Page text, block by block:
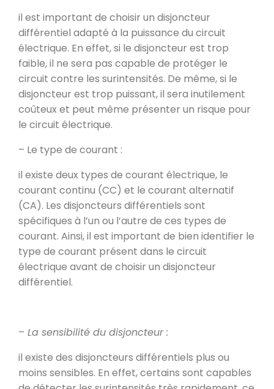
il est important de choisir un disjoncteur
différentiel adapté à la puissance du circuit
électrique. En effet, si le disjoncteur est trop
faible, il ne sera pas capable de protéger le
circuit contre les surintensités. De même, si le
disjoncteur est trop puissant, il sera inutilement
coûteux et peut même présenter un risque pour
le circuit électrique.
– Le type de courant :
il existe deux types de courant électrique, le
courant continu (CC) et le courant alternatif
(CA). Les disjoncteurs différentiels sont
spécifiques à l’un ou l’autre de ces types de
courant. Ainsi, il est important de bien identifier le
type de courant présent dans le circuit
électrique avant de choisir un disjoncteur
différentiel.
– La sensibilité du disjoncteur :
il existe des disjoncteurs différentiels plus ou
moins sensibles. En effet, certains sont capables